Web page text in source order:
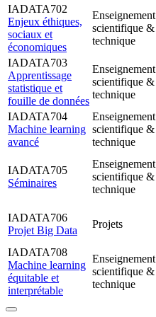
IADATA702
Enjeux éthiques,
sociaux et
économiques
Enseignement
scientifique &
technique
IADATA703
Apprentissage
statistique et
fouille de données
Enseignement
scientifique &
technique
IADATA704
Machine learning
avancé
Enseignement
scientifique &
technique
IADATA705
Séminaires
Enseignement
scientifique &
technique
IADATA706
Projet Big Data
Projets
IADATA708
Machine learning
équitable et
interprétable
Enseignement
scientifique &
technique